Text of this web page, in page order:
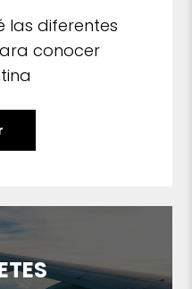
las diferentes
conocer